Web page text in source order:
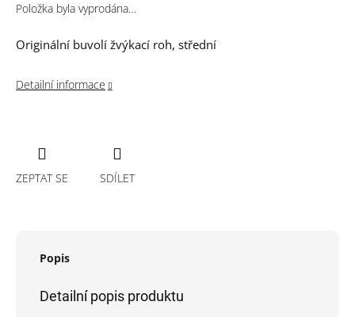
Položka byla vyprodána…
Originální buvolí žvýkací roh, střední
Detailní informace
ZEPTAT SE SDÍLET
Popis
Detailní popis produktu